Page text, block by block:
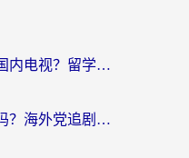
海外用什么软件可以看国内电视？留学生亲测有效的追剧自由指南
优酷缓存视频国外能看吗？海外党追剧看片的终极解决方案来了